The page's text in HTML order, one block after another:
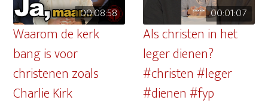
00:08:58
Waarom de kerk
bang is voor
christenen zoals
Charlie Kirk
00:01:07
Als christen in het
leger dienen?
#christen #leger
#dienen #fyp